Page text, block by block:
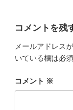
コメントを残
メールアドレス
いている欄は必
コメント ※